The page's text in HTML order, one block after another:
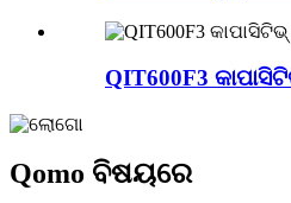
QIT600F3
Qomo ବିଷୟରେ